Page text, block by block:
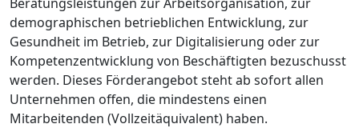
demographischen betrieblichen Entwicklung, zur
Gesundheit im Betrieb, zur Digitalisierung oder zur
Kompetenzentwicklung von Beschäftigten bezuschusst
werden. Dieses Förderangebot steht ab sofort allen
Unternehmen offen, die mindestens einen
Mitarbeitenden (Vollzeitäquivalent) haben.